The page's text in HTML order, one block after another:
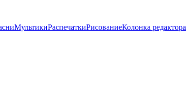
МультикиРаспечаткиРисованиеКолонка редактора